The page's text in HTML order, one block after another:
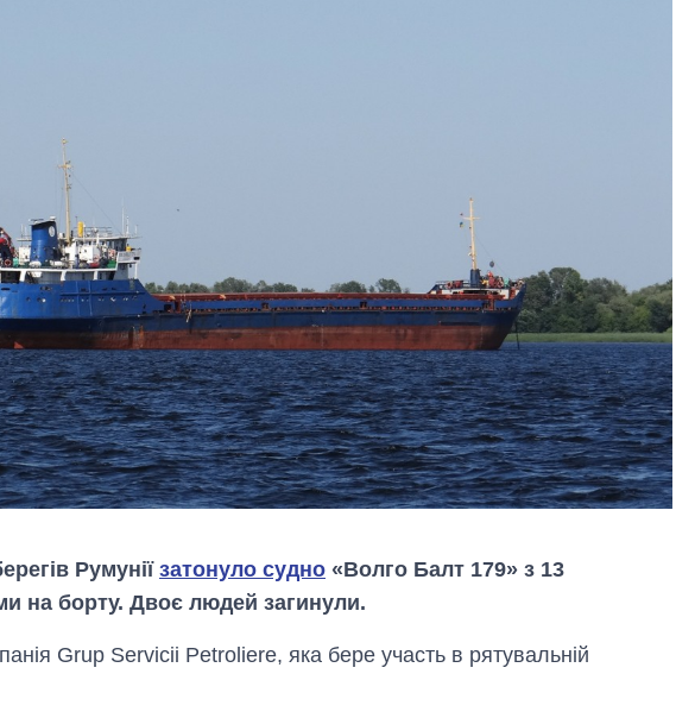
Румунії затонуло судно «Волго Балт 179» з 13
на борту. Двоє людей загинули.
Grup Servicii Petroliere, яка бере участь в рятувальній